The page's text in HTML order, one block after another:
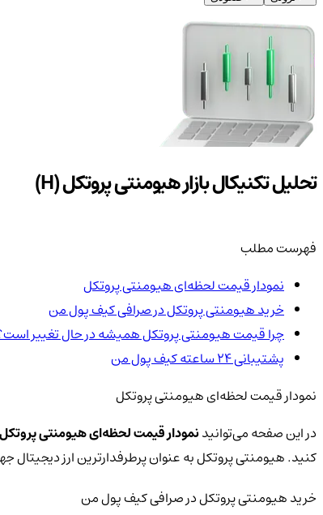
تحلیل تکنیکال بازار هیومنتی پروتکل (H)
فهرست مطلب
نمودار قیمت لحظه‌ای هیومنتی پروتکل
خرید هیومنتی پروتکل در صرافی کیف پول من
چرا قیمت هیومنتی پروتکل همیشه در حال تغییر
پشتیبانی ۲۴ ساعته کیف پول من
نمودار قیمت لحظه‌ای هیومنتی پروتکل
در این صفحه می‌توانیدنمودار قیمت لحظه‌ای هیومنتی پروتکل
کنید. هیومنتی پروتکل به عنوان پرطرفدارترین ارز
خرید هیومنتی پروتکل در صرافی کیف پول من